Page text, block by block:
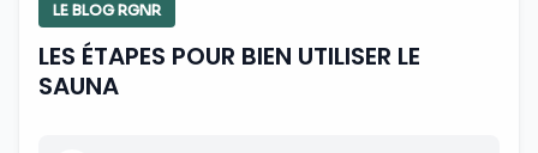
LE BLOG RGNR
LES ÉTAPES POUR BIEN UTILISER LE
SAUNA